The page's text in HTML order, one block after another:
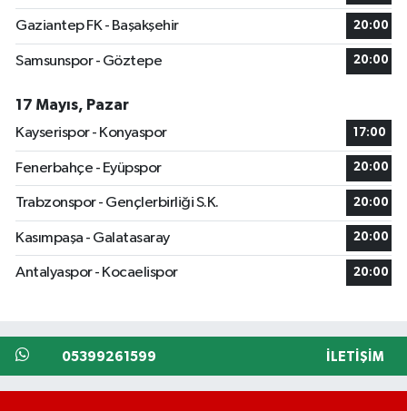
Gaziantep FK - Başakşehir 20:00
Samsunspor - Göztepe 20:00
17 Mayıs, Pazar
Kayserispor - Konyaspor
17:00
Fenerbahçe - Eyüpspor 20:00
Trabzonspor - Gençlerbirliği S.K. 20:00
Kasımpaşa - Galatasaray 20:00
Antalyaspor - Kocaelispor 20:00
05399261599 İLETIŞIM